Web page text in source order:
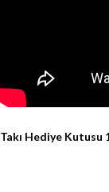
Takı Hediye Kutusu